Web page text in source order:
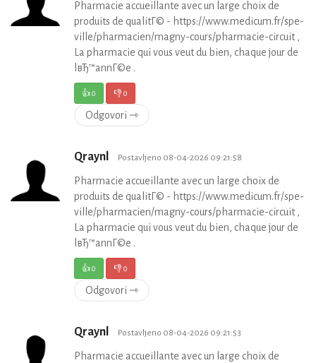
Pharmacie accueillante avec un large choix de
produits de qualitГ© - https://www.medicum.fr/spe-
ville/pharmacien/magny-cours/pharmacie-circuit ,
La pharmacie qui vous veut du bien, chaque jour de
lвЂ™annГ©e .
👍0 👎0
Odgovori ⇾
Qraynl Postavljeno 08-04-2026 09:21:58
Pharmacie accueillante avec un large choix de
produits de qualitГ© - https://www.medicum.fr/spe-
ville/pharmacien/magny-cours/pharmacie-circuit ,
La pharmacie qui vous veut du bien, chaque jour de
lвЂ™annГ©e .
👍0 👎0
Odgovori ⇾
Qraynl Postavljeno 08-04-2026 09:21:53
Pharmacie accueillante avec un large choix de